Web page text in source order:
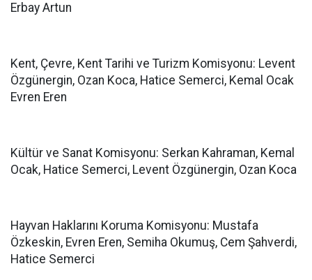
Erbay Artun
Kent, Çevre, Kent Tarihi ve Turizm Komisyonu: Levent
Özgünergin, Ozan Koca, Hatice Semerci, Kemal Ocak
Evren Eren
Kültür ve Sanat Komisyonu: Serkan Kahraman, Kemal
Ocak, Hatice Semerci, Levent Özgünergin, Ozan Koca
Hayvan Haklarını Koruma Komisyonu: Mustafa
Özkeskin, Evren Eren, Semiha Okumuş, Cem Şahverdi,
Hatice Semerci